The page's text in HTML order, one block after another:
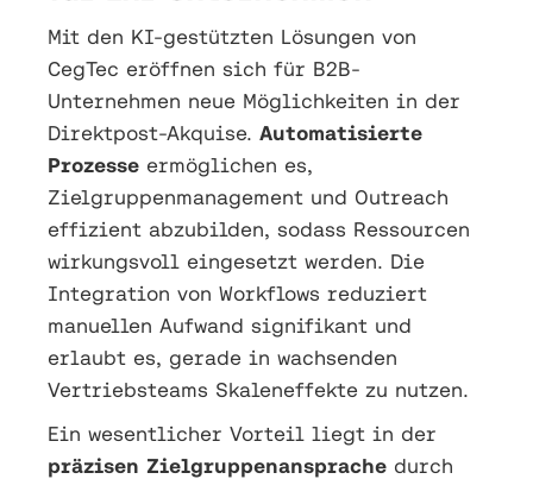
Mit den KI-gestützten Lösungen von
CegTec eröffnen sich für B2B-
Unternehmen neue Möglichkeiten in der
Direktpost-Akquise. Automatisierte
Prozesse ermöglichen es,
Zielgruppenmanagement und Outreach
effizient abzubilden, sodass Ressourcen
wirkungsvoll eingesetzt werden. Die
Integration von Workflows reduziert
manuellen Aufwand signifikant und
erlaubt es, gerade in wachsenden
Vertriebsteams Skaleneffekte zu nutzen.
Ein wesentlicher Vorteil liegt in der
präzisen Zielgruppenansprache durch